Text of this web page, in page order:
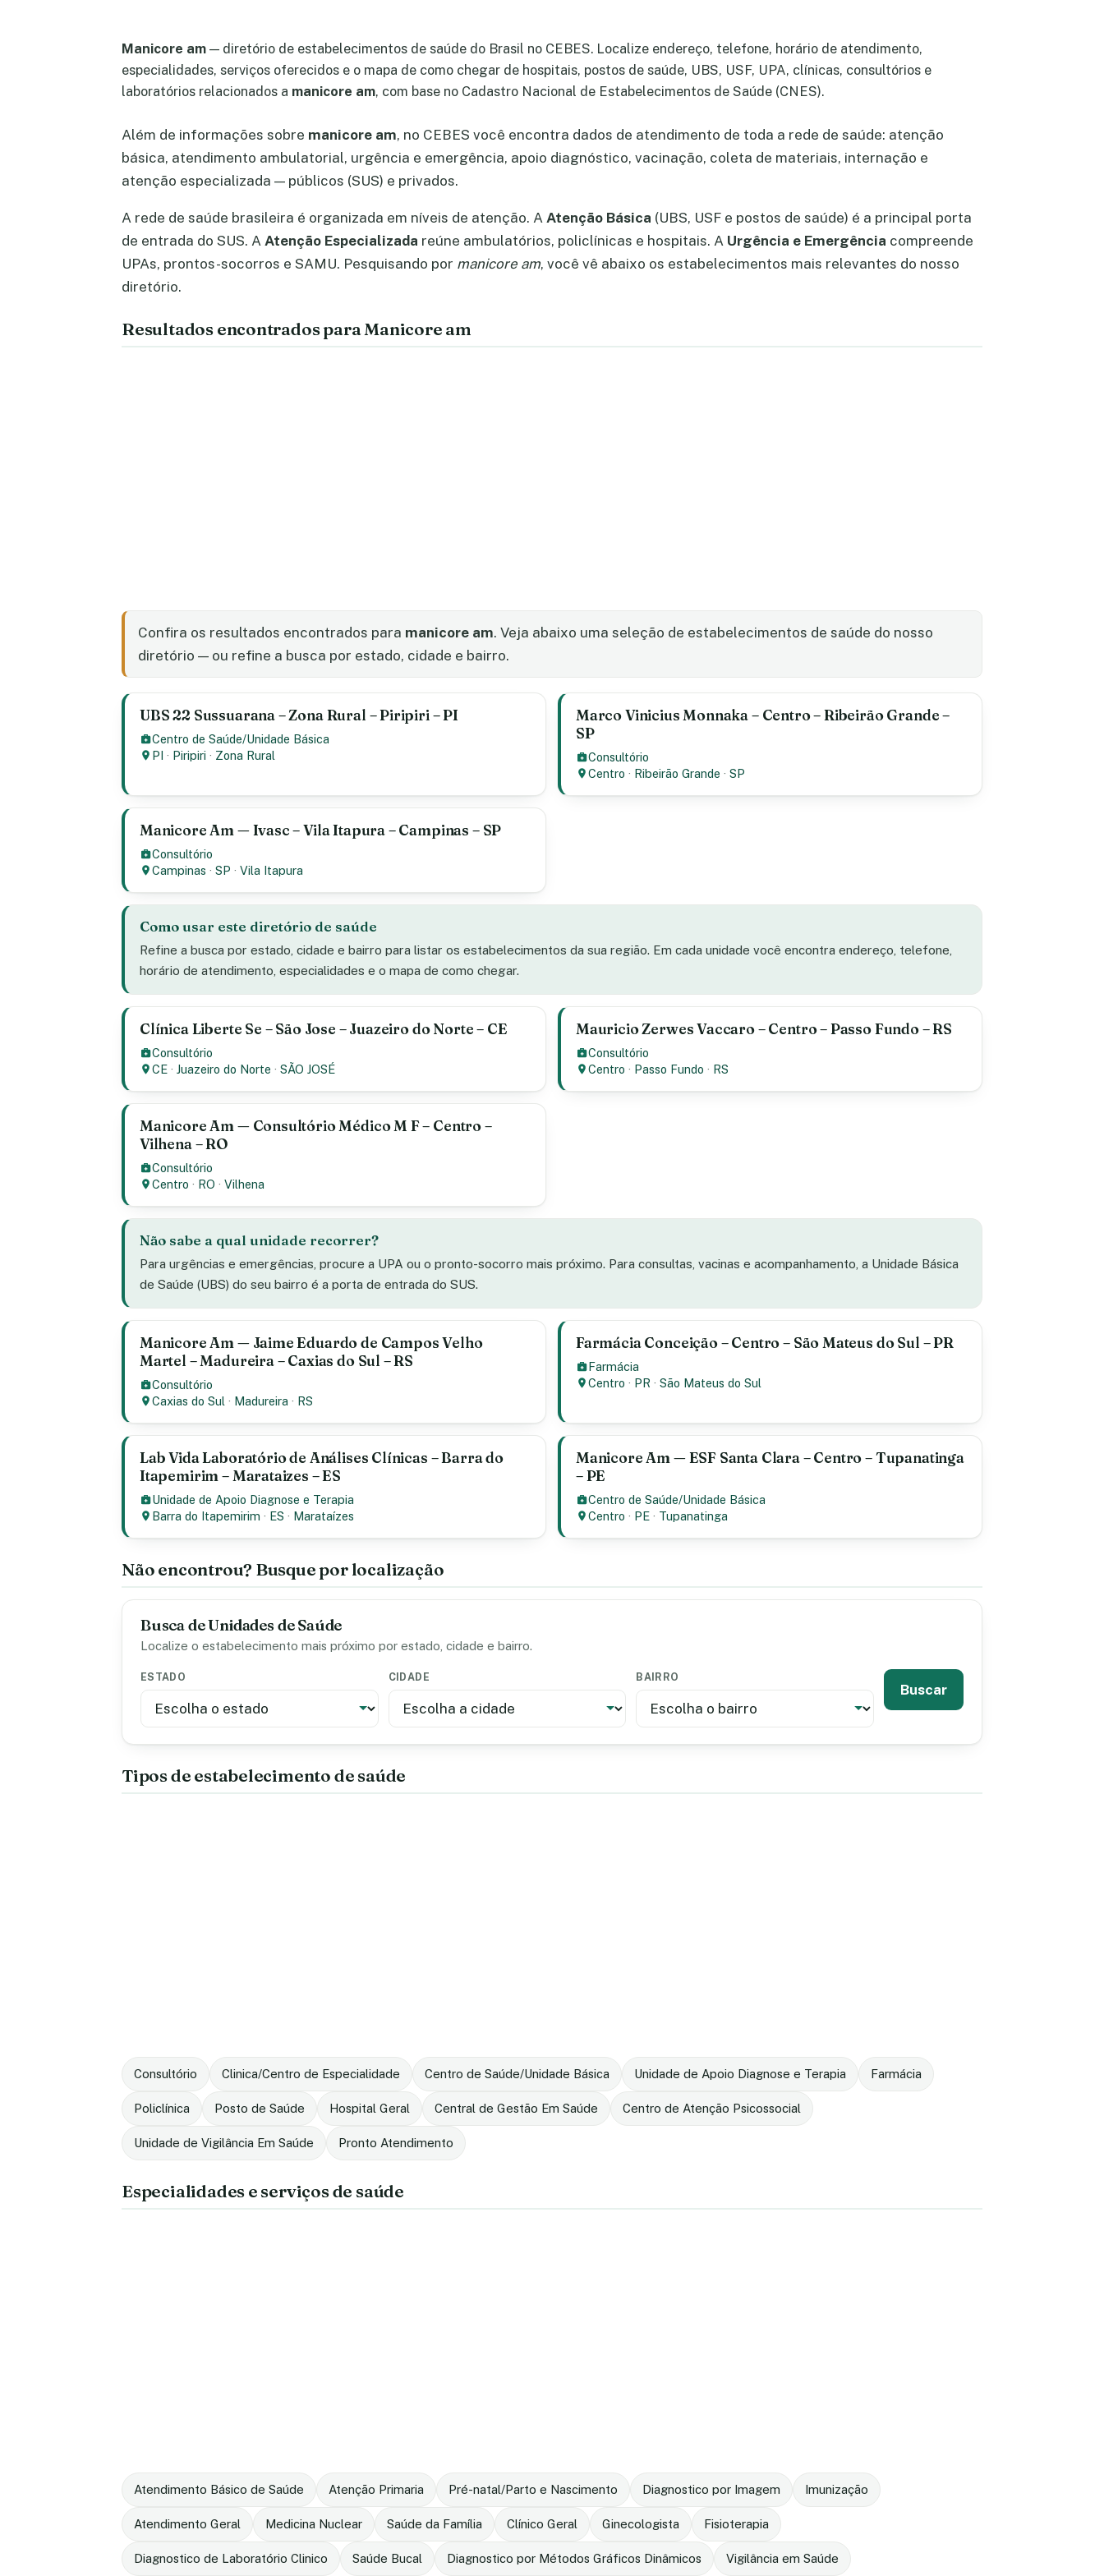
Manicore am — diretório de estabelecimentos de saúde do Brasil no CEBES. Localize endereço, telefone, horário de atendimento,
especialidades, serviços oferecidos e o mapa de como chegar de hospitais, postos de saúde, UBS, USF, UPA, clínicas, consultórios e
laboratórios relacionados a manicore am, com base no Cadastro Nacional de Estabelecimentos de Saúde (CNES).
Além de informações sobre manicore am, no CEBES você encontra dados de atendimento de toda a rede de saúde: atenção
básica, atendimento ambulatorial, urgência e emergência, apoio diagnóstico, vacinação, coleta de materiais, internação e
atenção especializada — públicos (SUS) e privados.
A rede de saúde brasileira é organizada em níveis de atenção. A Atenção Básica (UBS, USF e postos de saúde) é a principal porta
de entrada do SUS. A Atenção Especializada reúne ambulatórios, policlínicas e hospitais. A Urgência e Emergência compreende
UPAs, prontos-socorros e SAMU. Pesquisando por manicore am, você vê abaixo os estabelecimentos mais relevantes do nosso
diretório.
Resultados encontrados para Manicore am
Confira os resultados encontrados para manicore am. Veja abaixo uma seleção de estabelecimentos de saúde do nosso
diretório — ou refine a busca por estado, cidade e bairro.
UBS 22 Sussuarana – Zona Rural – Piripiri – PI
Centro de Saúde/Unidade Básica
PI · Piripiri · Zona Rural
Marco Vinicius Monnaka – Centro – Ribeirão Grande –
SP
Consultório
Centro · Ribeirão Grande ·SP
Manicore Am — Ivasc – Vila Itapura – Campinas – SP
Consultório
Campinas ·SP ·Vila Itapura
Como usar este diretório de saúde
Refine a busca por estado, cidade e bairro para listar os estabelecimentos da sua região. Em cada unidade você encontra endereço, telefone,
horário de atendimento, especialidades e o mapa de como chegar.
Clínica Liberte Se – São Jose – Juazeiro do Norte – CE
Consultório
CE ·Juazeiro do Norte ·SÃO JOSÉ
Mauricio Zerwes Vaccaro – Centro – Passo Fundo – RS
Consultório
Centro · Passo Fundo · RS
Manicore Am — Consultório Médico M F – Centro –
Vilhena – RO
Consultório
Centro · RO ·Vilhena
Não sabe a qual unidade recorrer?
Para urgências e emergências, procure a UPA ou o pronto-socorro mais próximo. Para consultas, vacinas e acompanhamento, a Unidade Básica
de Saúde (UBS) do seu bairro é a porta de entrada do SUS.
Manicore Am — Jaime Eduardo de Campos Velho
Martel – Madureira – Caxias do Sul – RS
Consultório
Caxias do Sul · Madureira · RS
Farmácia Conceição – Centro – São Mateus do Sul – PR
Farmácia
Centro · PR ·São Mateus do Sul
Lab Vida Laboratório de Análises Clínicas – Barra do
Itapemirim – Marataizes – ES
Unidade de Apoio Diagnose e Terapia
Barra do Itapemirim · ES · Marataízes
Manicore Am — ESF Santa Clara – Centro – Tupanatinga
– PE
Centro de Saúde/Unidade Básica
Centro · PE · Tupanatinga
Não encontrou? Busque por localização
Busca de Unidades de Saúde
Localize o estabelecimento mais próximo por estado, cidade e bairro.
ESTADO CIDADE BAIRRO
Buscar
Tipos de estabelecimento de saúde
Consultório Clinica/Centro de Especialidade Centro de Saúde/Unidade Básica Unidade de Apoio Diagnose e Terapia Farmácia
Policlínica Posto de Saúde Hospital Geral Central de Gestão Em Saúde Centro de Atenção Psicossocial
Unidade de Vigilância Em Saúde Pronto Atendimento
Especialidades e serviços de saúde
Atendimento Básico de Saúde Atenção Primaria Pré-natal/Parto e Nascimento Diagnostico por Imagem Imunização
Atendimento Geral Medicina Nuclear Saúde da Família Clínico Geral Ginecologista Fisioterapia
Diagnostico de Laboratório Clinico Saúde Bucal Diagnostico por Métodos Gráficos Dinâmicos Vigilância em Saúde